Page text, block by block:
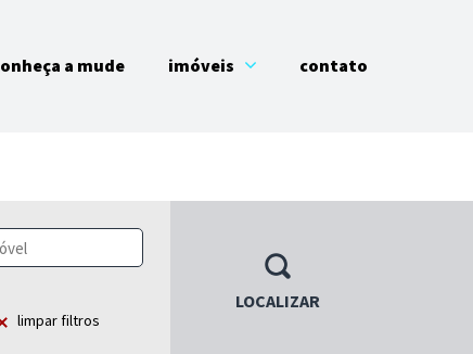
a mude imóveis contato
limpar filtros
LOCALIZAR